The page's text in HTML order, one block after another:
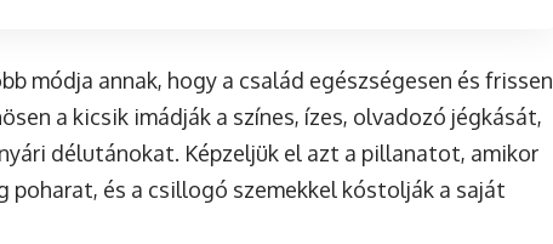
módja annak, hogy a család egészségesen és frissen
a kicsik imádják a színes, ízes, olvadozó jégkását,
délutánokat. Képzeljük el azt a pillanatot, amikor
poharat, és a csillogó szemekkel kóstolják a saját